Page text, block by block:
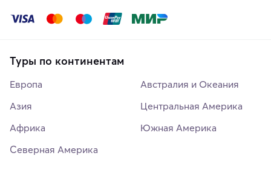
Туры по континентам
Европа
Азия
Африка
Северная Америка
Австралия и Океания
Центральная Америка
Южная Америка